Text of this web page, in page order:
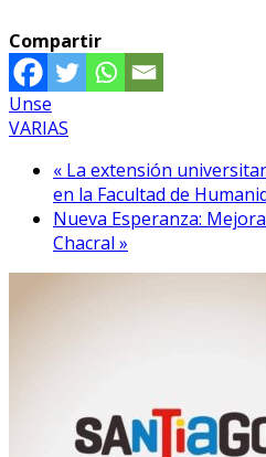
Compartir
Unse
VARIAS
« La extensión
en la Facultad de
Nueva Esperanza:
Chacral »